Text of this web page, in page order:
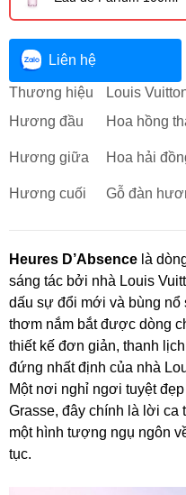
Liên hệ
Thương hiệu
Louis
Hương đầu
Hoa hồng
Hương giữa Hoa hải
Hương cuối Gỗ đàn
Heures D’Absence là
sáng tác bởi nhà Louis
dấu sự đổi mới và bùng nổ
thơm nắm bắt được dòng
thiết kế đơn giản, thanh
đứng nhất định của nhà
Một nơi nghỉ ngơi tuyệt
Grasse, đây chính là lời ca
một hình tượng ngụ ngôn
tục.